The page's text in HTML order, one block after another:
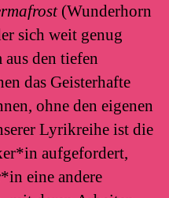
(Wunderhorn
sich weit genug
den tiefen
das Geisterhafte
ohne den eigenen
Lyrikreihe ist die
aufgefordert,
eine andere